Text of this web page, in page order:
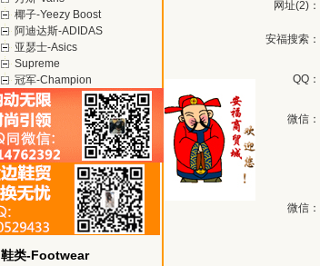
椰子-Yeezy Boost
阿迪达斯-ADIDAS
亚瑟士-Asics
Supreme
冠军-Champion
鞋类-Footwear
网址(2)：
安福搜索：
QQ：
微信：
微信：